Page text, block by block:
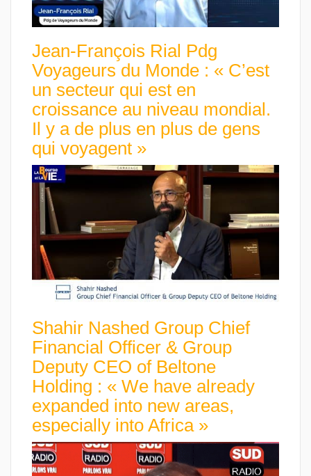
Jean-François Rial Pdg
Voyageurs du Monde : « C’est
un secteur qui est en
croissance au niveau mondial.
Il y a de plus en plus de gens
qui voyagent »
Shahir Nashed Group Chief
Financial Officer & Group
Deputy CEO of Beltone
Holding : « We have already
expanded into new areas,
especially into Africa »